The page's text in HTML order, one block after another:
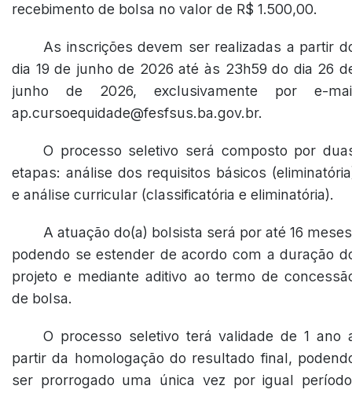
recebimento de bolsa no valor de R$ 1.500,00.
As inscrições devem ser realizadas a partir
dia 19 de junho de 2026 até às 23h59 do dia 26
junho de 2026, exclusivamente por e-
ap.cursoequidade@fesfsus.ba.gov.br.
O processo seletivo será composto por
etapas: análise dos requisitos básicos
e análise curricular (classificatória e eliminatória).
A atuação do(a) bolsista será por até 16
podendo se estender de acordo com a duração
projeto e mediante aditivo ao termo de
de bolsa.
O processo seletivo terá validade de 1 ano
partir da homologação do resultado final,
ser prorrogado uma única vez por igual